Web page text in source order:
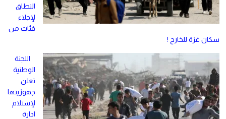
النطاق
لإجلاء
فئات من
سكان غزة للخارج !
اللجنة
الوطنية
تعلن
جهوزيتها
لإستلام
ادارة